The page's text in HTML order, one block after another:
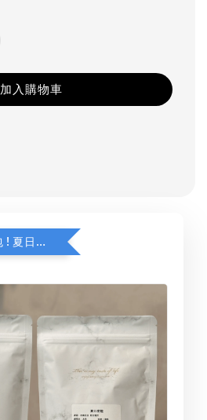
加入購物車
限時加購價415元/包 ! 夏日甜橙咖啡豆